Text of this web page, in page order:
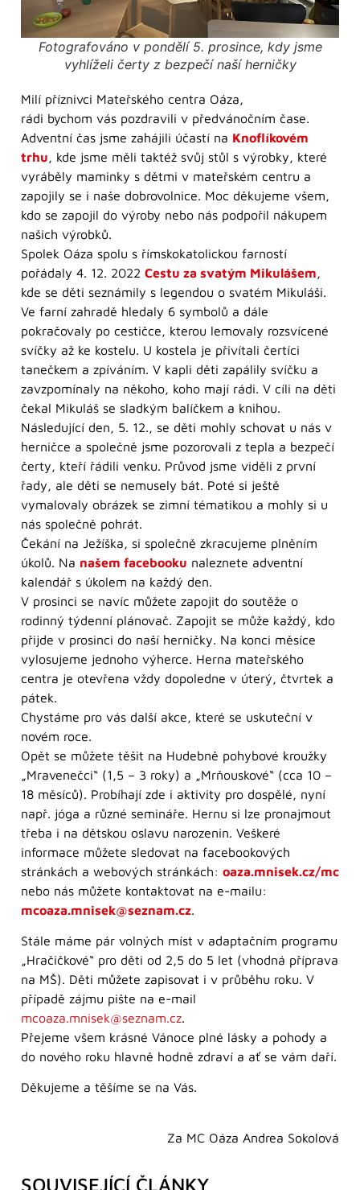
Fotografováno v pondělí 5. prosince, kdy jsme
vyhlíželi čerty z bezpečí naší herničky
Milí příznivci Mateřského centra Oáza,
rádi bychom vás pozdravili v předvánočním čase.
Adventní čas jsme zahájili účastí na Knoflíkovém
trhu, kde jsme měli taktéž svůj stůl s výrobky, které
vyráběly maminky s dětmi v mateřském centru a
zapojily se i naše dobrovolnice. Moc děkujeme všem,
kdo se zapojil do výroby nebo nás podpořil nákupem
našich výrobků.
Spolek Oáza spolu s římskokatolickou farností
pořádaly 4. 12. 2022 Cestu za svatým Mikulášem,
kde se děti seznámily s legendou o svatém Mikuláši.
Ve farní zahradě hledaly 6 symbolů a dále
pokračovaly po cestičce, kterou lemovaly rozsvícené
svíčky až ke kostelu. U kostela je přivítali čertíci
tanečkem a zpíváním. V kapli děti zapálily svíčku a
zavzpomínaly na někoho, koho mají rádi. V cíli na děti
čekal Mikuláš se sladkým balíčkem a knihou.
Následující den, 5. 12., se děti mohly schovat u nás v
herničce a společně jsme pozorovali z tepla a bezpečí
čerty, kteří řádili venku. Průvod jsme viděli z první
řady, ale děti se nemusely bát. Poté si ještě
vymalovaly obrázek se zimní tématikou a mohly si u
nás společně pohrát.
Čekání na Ježíška, si společně zkracujeme plněním
úkolů. Na našem facebooku naleznete adventní
kalendář s úkolem na každý den.
V prosinci se navíc můžete zapojit do soutěže o
rodinný týdenní plánovač. Zapojit se může každý, kdo
přijde v prosinci do naší herničky. Na konci měsíce
vylosujeme jednoho výherce. Herna mateřského
centra je otevřena vždy dopoledne v úterý, čtvrtek a
pátek.
Chystáme pro vás další akce, které se uskuteční v
novém roce.
Opět se můžete těšit na Hudebně pohybové kroužky
„Mravenečci“ (1,5 – 3 roky) a „Mrňouskové“ (cca 10 –
18 měsíců). Probíhají zde i aktivity pro dospělé, nyní
např. jóga a různé semináře. Hernu si lze pronajmout
třeba i na dětskou oslavu narozenin. Veškeré
informace můžete sledovat na facebookových
stránkách a webových stránkách: oaza.mnisek.cz/mc
nebo nás můžete kontaktovat na e-mailu:
mcoaza.mnisek@seznam.cz.
Stále máme pár volných míst v adaptačním programu
„Hračičkové“ pro děti od 2,5 do 5 let (vhodná příprava
na MŠ). Děti můžete zapisovat i v průběhu roku. V
případě zájmu pište na e-mail
mcoaza.mnisek@seznam.cz.
Přejeme všem krásné Vánoce plné lásky a pohody a
do nového roku hlavně hodně zdraví a ať se vám daří.
Děkujeme a těšíme se na Vás.
Za MC Oáza Andrea Sokolová
SOUVISEJÍCÍ ČLÁNKY